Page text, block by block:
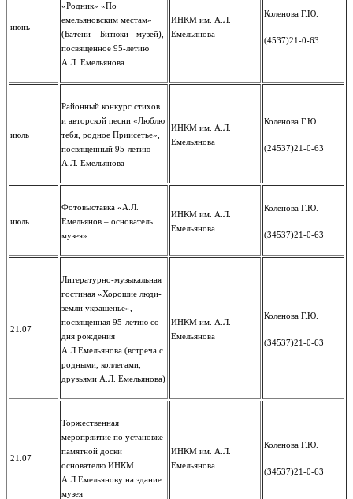
июнь
«Родник» «По
емельяновским местам»
(Батени – Битюки - музей),
посвященное 95-летию
А.Л. Емельянова
ИНКМ им. А.Л.
Емельянова
Коленова Г.Ю.
(4537)21-0-63
июль
Районный конкурс стихов
и авторской песни «Люблю
тебя, родное Приисетье»,
посвященный 95-летию
А.Л. Емельянова
ИНКМ им. А.Л.
Емельянова
Коленова Г.Ю.
(24537)21-0-63
июль
Фотовыставка «А.Л.
Емельянов – основатель
музея»
ИНКМ им. А.Л.
Емельянова
Коленова Г.Ю.
(34537)21-0-63
21.07
Литературно-музыкальная
гостиная «Хорошие люди-
земли украшенье»,
посвященная 95-летию со
дня рождения
А.Л.Емельянова (встреча с
родными, коллегами,
друзьями А.Л. Емельянова)
ИНКМ им. А.Л.
Емельянова
Коленова Г.Ю.
(34537)21-0-63
21.07
Торжественная
меропряитие по установке
памятной доски
основателю ИНКМ
А.Л.Емельянову на здание
музея
ИНКМ им. А.Л.
Емельянова
Коленова Г.Ю.
(34537)21-0-63